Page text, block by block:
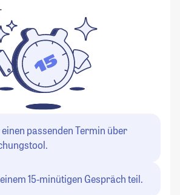
passenden Termin über
15-minütigen Gespräch teil.